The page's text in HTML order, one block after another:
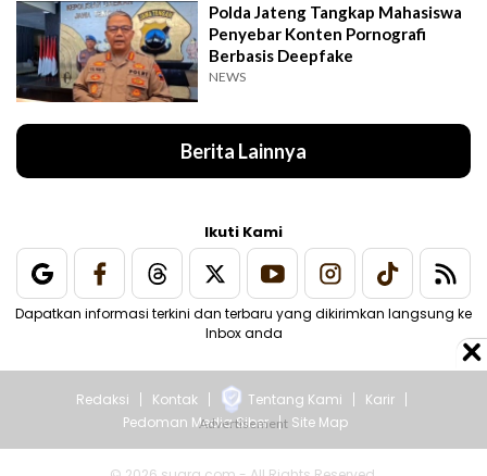
Polda Jateng Tangkap Mahasiswa
Penyebar Konten Pornografi
Berbasis Deepfake
NEWS
Berita Lainnya
Ikuti Kami
Dapatkan informasi terkini dan terbaru yang dikirimkan langsung ke
Inbox anda
Redaksi Kontak Tentang Kami
Karir
Pedoman Media Siber
Site Map